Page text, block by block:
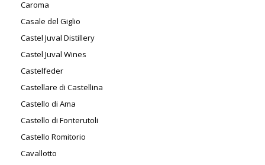
Caroma
Casale del Giglio
Castel Juval Distillery
Castel Juval Wines
Castelfeder
Castellare di Castellina
Castello di Ama
Castello di Fonterutoli
Castello Romitorio
Cavallotto